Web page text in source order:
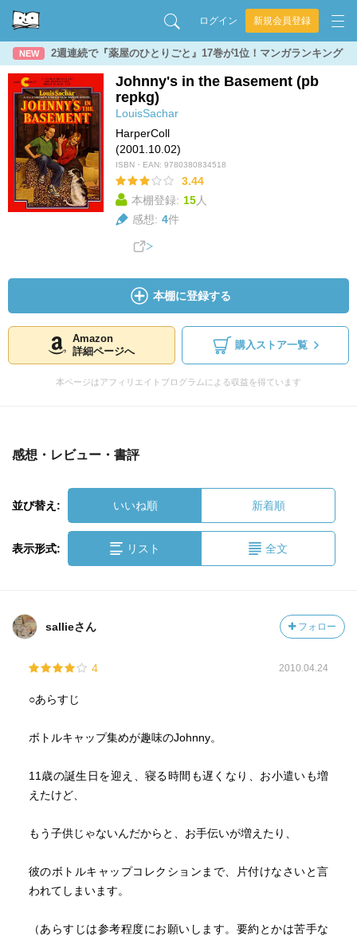
ログイン 新規会員登録
NEW 2週連続で『薬屋のひとりごと』17巻が1位！マンガランキング
Johnny's in the Basement (pb
repkg)
LouisSachar
HarperColl
(2001.10.02)
ISBN・EAN: 9780380834518
3.44
本棚登録: 15人
感想: 4件
本棚に登録する
Amazon
詳細ページへ
購入ストア一覧
本ページはアフィリエイトプログラムによる収益を得ています
感想・レビュー・書評
並び替え: いいね順 新着順
表示形式: リスト 全文
sallieさん フォロー
4 2010.04.24
○あらすじ
ボトルキャップ集めが趣味のJohnny。
11歳の誕生日を迎え、寝る時間も遅くなり、お小遣いも増
えたけど、
もう子供じゃないんだからと、お手伝いが増えたり、
彼のボトルキャップコレクションまで、片付けなさいと言
われてしまいます。
（あらすじは参考程度にお願いします。要約とかは苦手な